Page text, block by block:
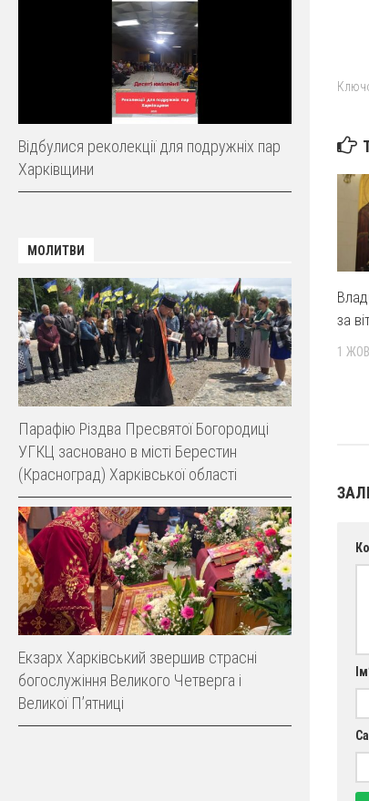
за
1
Відбулися реколекції для подружніх пар
Харківщини
МОЛИТВИ
Парафію Різдва Пресвятої Богородиці
УГКЦ засновано в місті Берестин
(Красноград) Харківської області
Екзарх Харківський звершив страсні
богослужіння Великого Четверга і
Великої Пʼятниці